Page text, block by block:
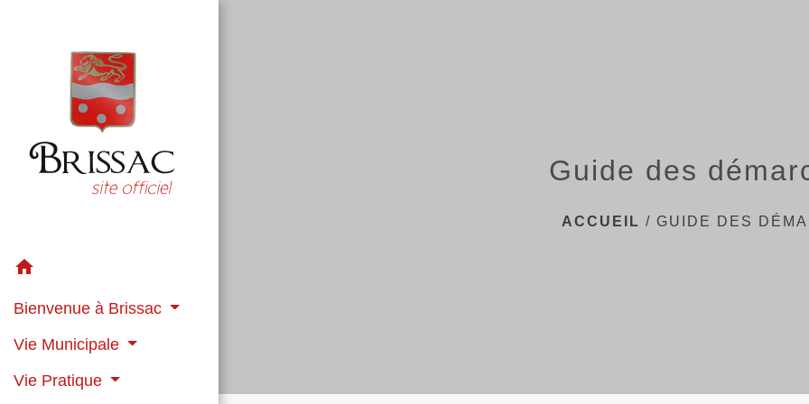
home
Bienvenue à Brissac
Vie Municipale
Vie Pratique
Guide des
ACCUEIL / GUIDE DES